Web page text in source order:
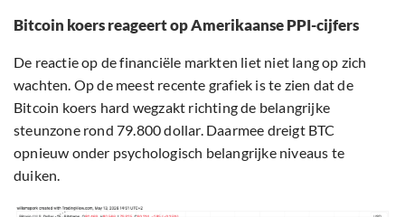
Bitcoin koers reageert op Amerikaanse PPI-cijfers
De reactie op de financiële markten liet niet lang op zich
wachten. Op de meest recente grafiek is te zien dat de
Bitcoin koers hard wegzakt richting de belangrijke
steunzone rond 79.800 dollar. Daarmee dreigt BTC
opnieuw onder psychologisch belangrijke niveaus te
duiken.